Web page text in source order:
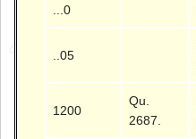
...0
..05
1200
Qu.
2687.